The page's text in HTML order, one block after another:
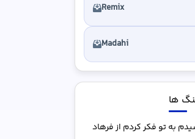
Remix
Madahi
ها
به تو فکر کردم از فرهاد